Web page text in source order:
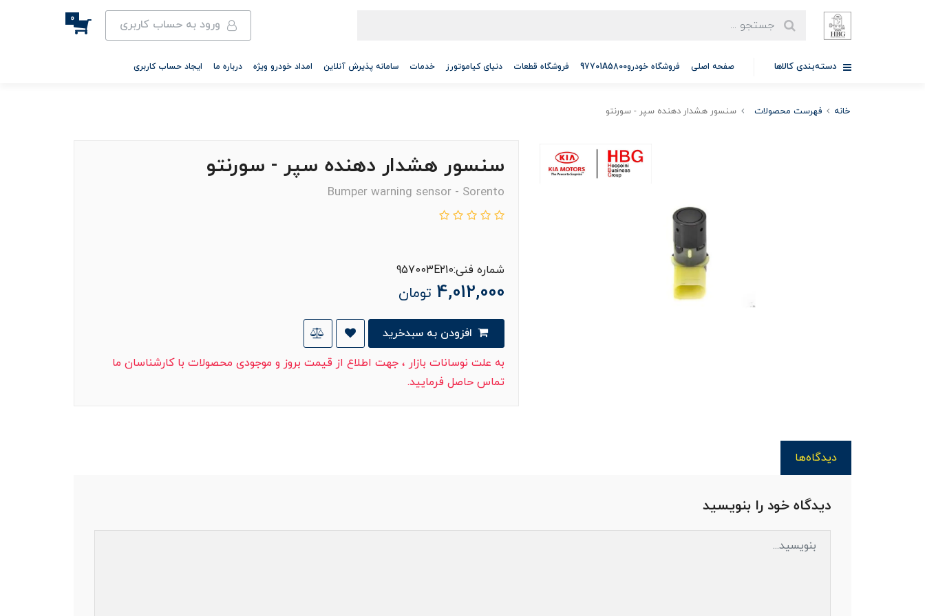
ورود به حساب کاربری 0
دسته‌بندی کالاها صفحه اصلی فروشگاه خودرو97701A5800 فروشگاه قطعات دنیای کیاموتورز خدمات سامانه پذیرش آنلاین امداد خودرو ویژه درباره ما ایجاد حساب کاربری
خانه فهرست محصولات سنسور هشدار دهنده سپر - سورنتو
سنسور هشدار دهنده سپر - سورنتو
Bumper warning sensor - Sorento
شماره فنی:957003E210
4,012,000 تومان
به علت نوسانات بازار ، جهت اطلاع از قیمت بروز و موجودی محصولات با کارشناسان ما
تماس حاصل فرمایید.
دیدگاه‌ها
دیدگاه خود را بنویسید